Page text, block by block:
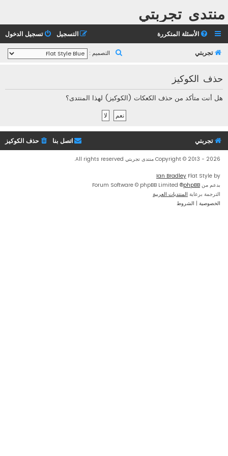
منتدى تجربتي
الأسئلة المتكررة تسجيل الدخول التسجيل
تجربتي التصميم :
حذف الكوكيز
هل أنت متأكد من حذف الكعكات (الكوكيز) لهذا المنتدى؟
تجربتي حذف الكوكيز اتصل بنا
Copyright © 2013 - 2026 منتدى تجربتي All rights reserved.
Flat Style by
Ian Bradley
بدعم من phpBB
® Forum Software © phpBB Limited
الترجمة برعاية المنتديات العربية
الخصوصية | الشروط